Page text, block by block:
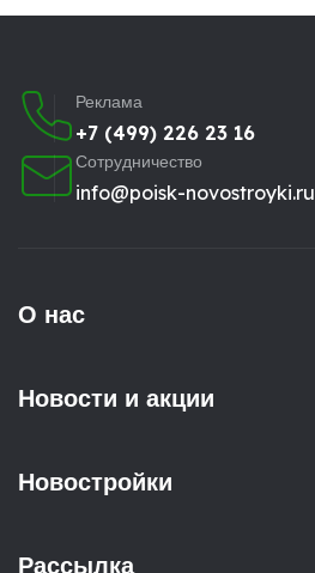
Реклама
+7 (499) 226 23 16
Сотрудничество
info@poisk-novostroyki.ru
О нас
Новости и акции
Новостройки
Рассылка